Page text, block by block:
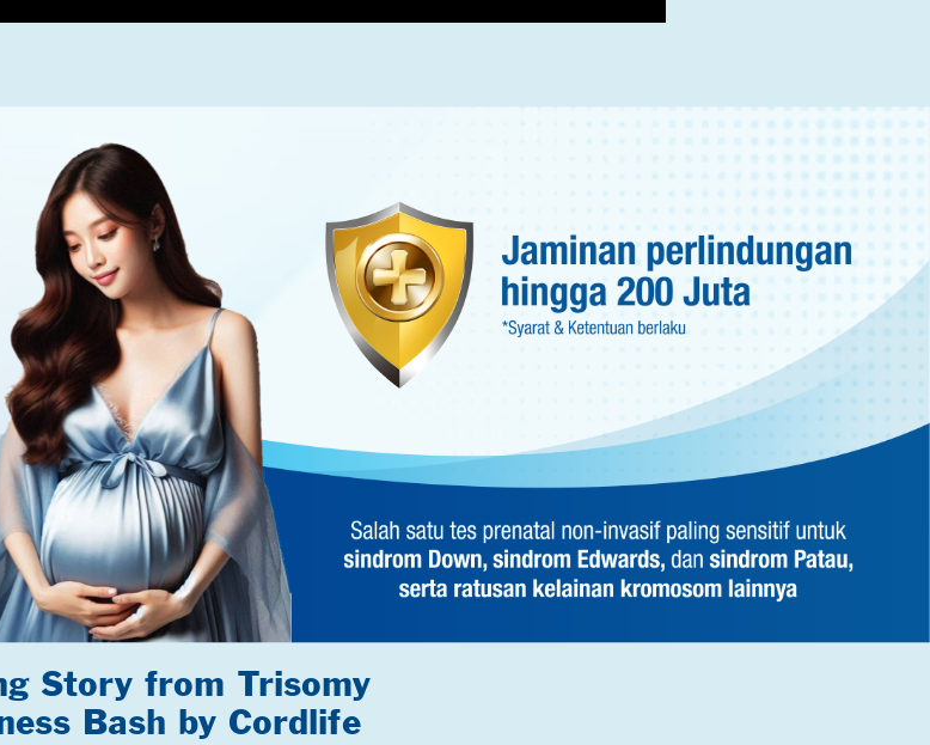
Story from Trisomy
Bash by Cordlife